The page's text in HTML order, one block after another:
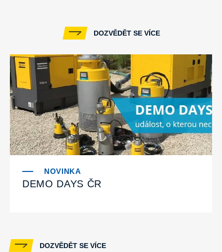
DOZVĚDĚT SE VÍCE
DEMO DAYS ČR
DOZVĚDĚT SE VÍCE